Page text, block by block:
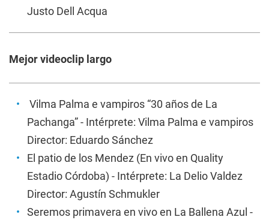
Justo Dell Acqua
Mejor videoclip largo
Vilma Palma e vampiros “30 años de La
Pachanga” - Intérprete: Vilma Palma e vampiros
Director: Eduardo Sánchez
El patio de los Mendez (En vivo en Quality
Estadio Córdoba) - Intérprete: La Delio Valdez
Director: Agustín Schmukler
Seremos primavera en vivo en La Ballena Azul -